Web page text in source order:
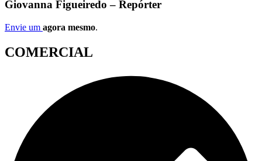
Giovanna Figueiredo – Repórter
Envie um agora mesmo.
COMERCIAL